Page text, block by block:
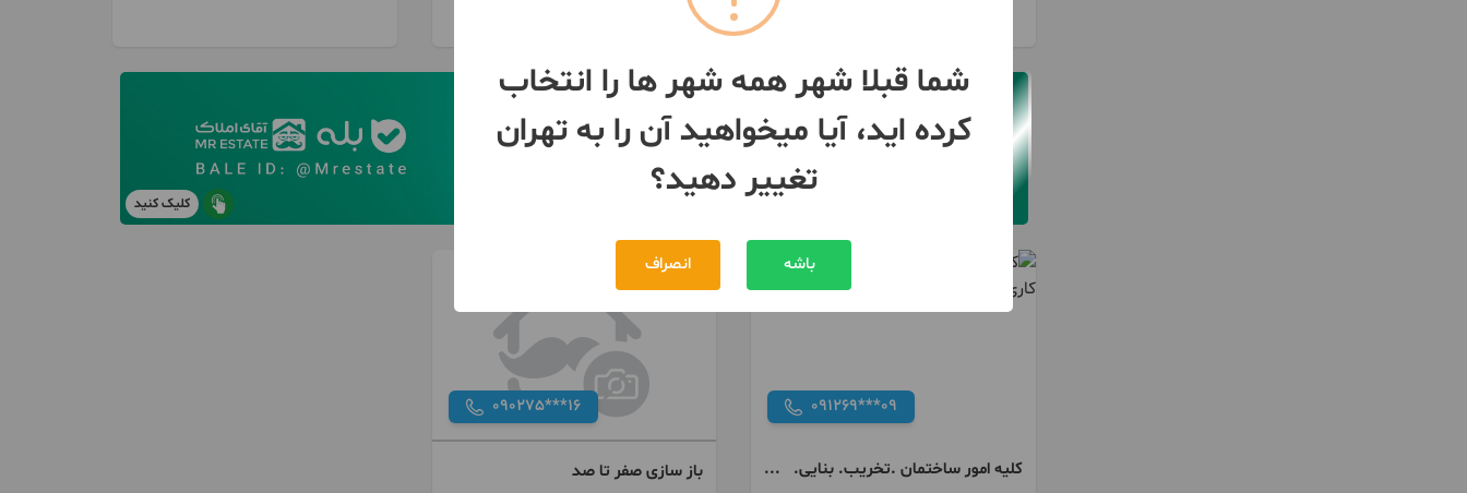
کلیک کنید
091269***09
کلیه امور ساختمان .تخریب. بنایی.
090275***16
باز سازی صفر تا صد
شما قبلا شهر همه شهر ها را انتخاب
کرده اید، آیا میخواهید آن را به تهران
تغییر دهید؟
باشه انصراف